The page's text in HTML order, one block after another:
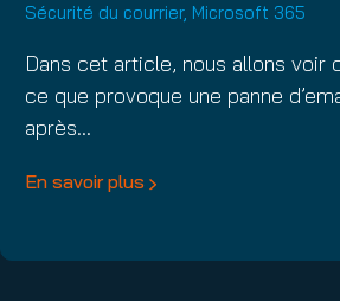
Sécurité du courrier, Microsoft 365
Dans cet article, nous allons voir
ce que provoque une panne
après…
En savoir plus